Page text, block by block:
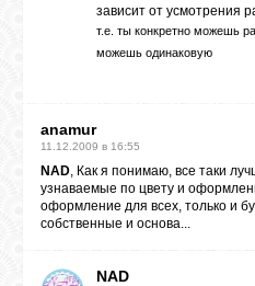
зависит от усмотрения
т.е. ты конкретно можешь
можешь одинаковую
anamur
11.12.2009 в 16:55
NAD, Как я понимаю, все таки
узнаваемые по цвету и
оформление для всех, только и
собственные и основа...
NAD